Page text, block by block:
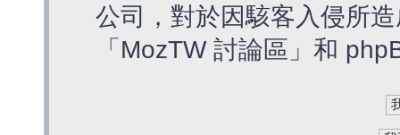
公司，對於因駭客入侵所
「MozTW 討論區」和